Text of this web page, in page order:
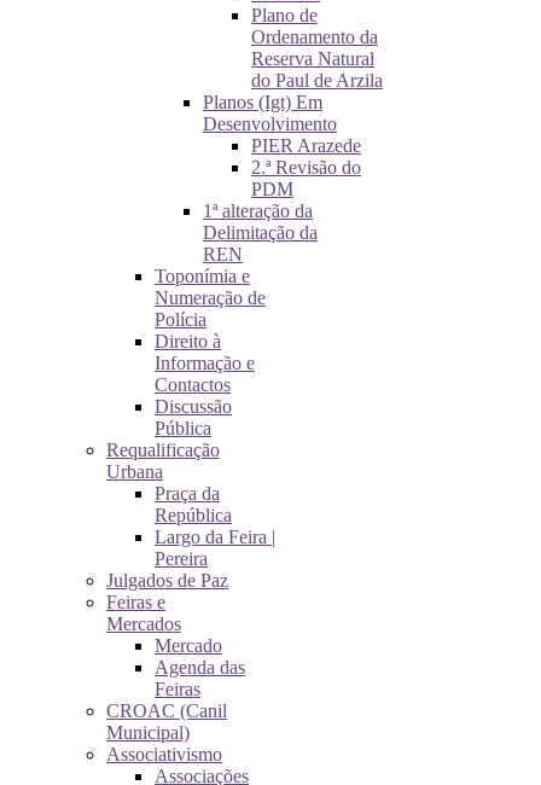
Plano de
Ordenamento da
Reserva Natural
do Paul de Arzila
Planos (Igt) Em
Desenvolvimento
PIER Arazede
2.ª Revisão do
PDM
1ª alteração da
Delimitação da
REN
Toponímia e
Numeração de
Polícia
Direito à
Informação e
Contactos
Discussão
Pública
Requalificação
Urbana
Praça da
República
Largo da Feira |
Pereira
Julgados de Paz
Feiras e
Mercados
Mercado
Agenda das
Feiras
CROAC (Canil
Municipal)
Associativismo
Associações